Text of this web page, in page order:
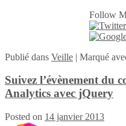
Follow
Publié dans Veille | Marqué
Suivez l’évènement du
Analytics avec jQuery
Posted on 14 janvier 2013